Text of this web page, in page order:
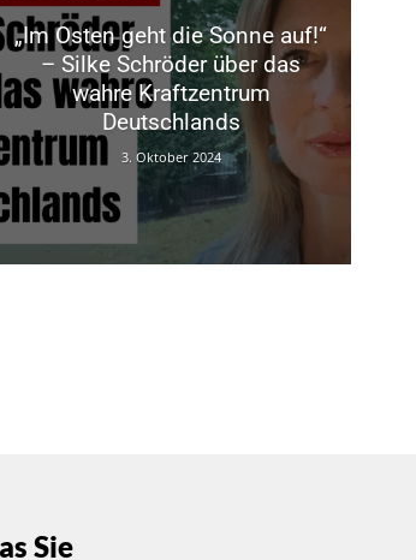
„Im Osten geht die Sonne auf!“
– Silke Schröder über das
wahre Kraftzentrum
Deutschlands
3. Oktober 2024
Sie